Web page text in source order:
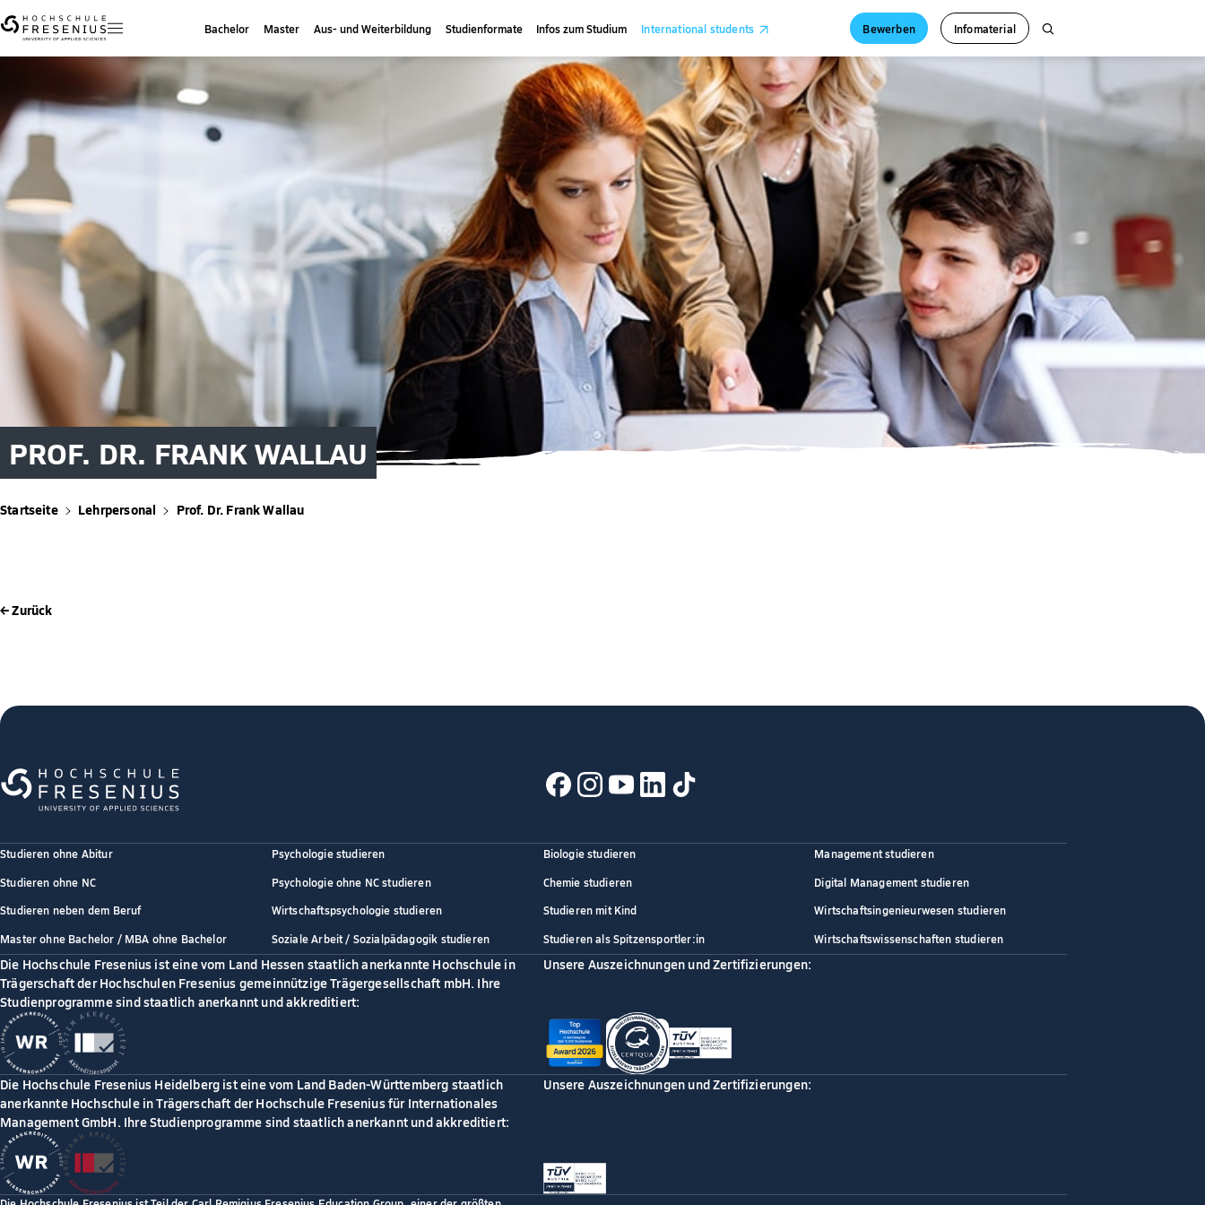
Bachelor Master Aus- und Weiterbildung Studienformate Infos zum Studium International students Bewerben Infomaterial
PROF. DR. FRANK WALLAU
Startseite Lehrpersonal Prof. Dr. Frank Wallau
← Zurück
Studieren ohne Abitur
Studieren ohne NC
Studieren neben dem Beruf
Master ohne Bachelor / MBA ohne Bachelor
Psychologie studieren
Psychologie ohne NC studieren
Wirtschaftspsychologie studieren
Soziale Arbeit / Sozialpädagogik studieren
Biologie studieren
Chemie studieren
Studieren mit Kind
Studieren als Spitzensportler:in
Management studieren
Digital Management studieren
Wirtschaftsingenieurwesen studieren
Wirtschaftswissenschaften studieren
Die Hochschule Fresenius ist eine vom Land Hessen staatlich anerkannte Hochschule in
Trägerschaft der Hochschulen Fresenius gemeinnützige Trägergesellschaft mbH. Ihre
Studienprogramme sind staatlich anerkannt und akkreditiert:
Unsere Auszeichnungen und Zertifizierungen:
Die Hochschule Fresenius Heidelberg ist eine vom Land Baden-Württemberg staatlich
anerkannte Hochschule in Trägerschaft der Hochschule Fresenius für Internationales
Management GmbH. Ihre Studienprogramme sind staatlich anerkannt und akkreditiert:
Unsere Auszeichnungen und Zertifizierungen: